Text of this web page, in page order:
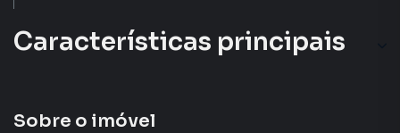
Características principais
Quadra Tênis
Sobre o imóvel